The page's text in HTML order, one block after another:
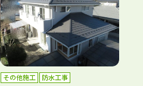
その他施工 防水工事